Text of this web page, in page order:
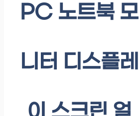
PC 노트북 모
니터 디스플레